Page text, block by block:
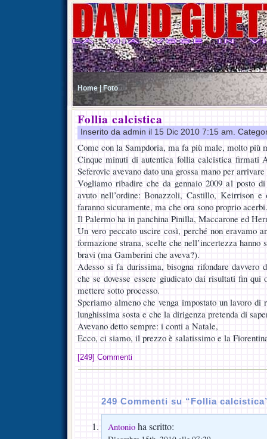
Home | Foto
Follia calcistica
Inserito da admin il 15 Dic 2010 7:15 am.
Come con la Sampdoria, ma fa più male, molto più
Cinque minuti di autentica follia calcistica firmati
Seferovic avevano dato una grossa mano per
Vogliamo ribadire che da gennaio 2009 al posto
avuto nell’ordine: Bonazzoli, Castillo, Keirrison
faranno sicuramente, ma che ora sono proprio acerbi.
Il Palermo ha in panchina Pinilla, Maccarone ed
Un vero peccato uscire così, perché non eravamo
formazione strana, scelte che nell’incertezza
bravi (ma Gamberini che aveva?).
Adesso si fa durissima, bisogna rifondare davvero
che se dovesse essere giudicato dai risultati fin qui
mettere sotto processo.
Speriamo almeno che venga impostato un lavoro di
lunghissima sosta e che la dirigenza pretenda di
Avevano detto sempre: i conti a Natale,
Ecco, ci siamo, il prezzo è salatissimo e la
[249] Commenti
249 Commenti su “Follia
Antonio ha scritto: